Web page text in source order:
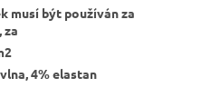
musí být používán za
za
4% elastan